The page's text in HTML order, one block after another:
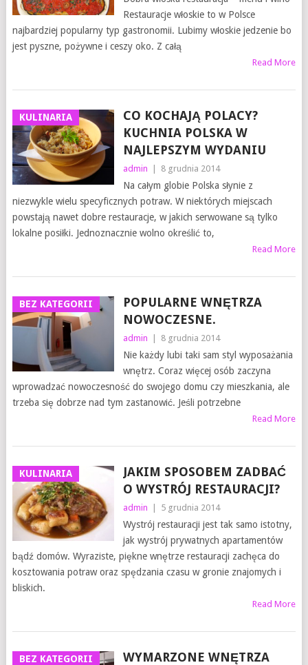
Restauracje włoskie to w Polsce
najbardziej popularny typ gastronomii. Lubimy włoskie jedzenie bo
jest pyszne, pożywne i ceszy oko. Z całą
Read More
KULINARIA
CO KOCHAJĄ POLACY?
KUCHNIA POLSKA W
NAJLEPSZYM WYDANIU
admin 8 grudnia 2014
Na całym globie Polska słynie z
niezwykle wielu specyficznych potraw. W niektórych miejscach
powstają nawet dobre restauracje, w jakich serwowane są tylko
lokalne posiłki. Jednoznacznie wolno określić to,
Read More
BEZ KATEGORII
POPULARNE WNĘTRZA
NOWOCZESNE.
admin 8 grudnia 2014
Nie każdy lubi taki sam styl wyposażania
wnętrz. Coraz więcej osób zaczyna
wprowadzać nowoczesność do swojego domu czy mieszkania, ale
trzeba się dobrze nad tym zastanowić. Jeśli potrzebne
Read More
KULINARIA
JAKIM SPOSOBEM ZADBAĆ
O WYSTRÓJ RESTAURACJI?
admin 5 grudnia 2014
Wystrój restauracji jest tak samo istotny,
jak wystrój prywatnych apartamentów
bądź domów. Wyraziste, piękne wnętrze restauracji zachęca do
kosztowania potraw oraz spędzania czasu w gronie znajomych i
bliskich.
Read More
BEZ KATEGORII WYMARZONE WNĘTRZA